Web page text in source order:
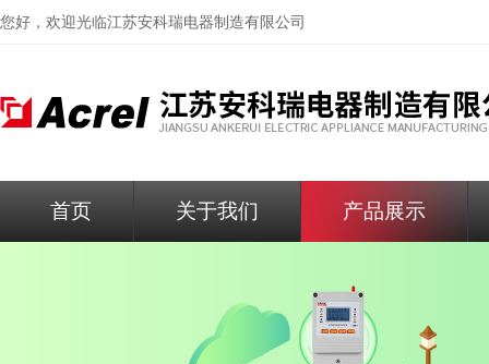
您好，欢迎光临江苏安科瑞电器制造有限公司
首页 关于我们 产品展示